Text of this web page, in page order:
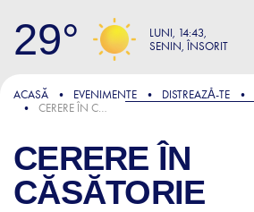
29 LUNI 14:43
SENIN, ÎNSORIT
ACASĂ EVENIMENTE DISTREAZǍ-TE
CERERE ÎN CĂSĂTORIE
CERERE ÎN
CĂSĂTORIE